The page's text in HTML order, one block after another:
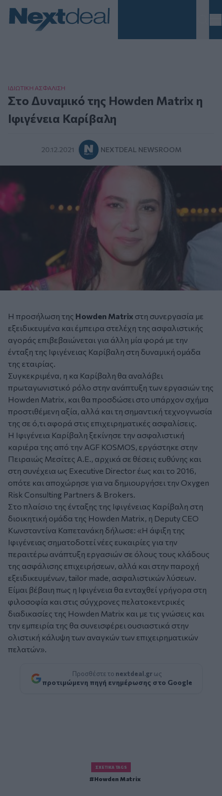
ΙΔΙΩΤΙΚΗ ΑΣΦAΛΙΣΗ
Στο Δυναμικό της Howden Matrix η
Ιφιγένεια Καρίβαλη
20.12.2021 NEXTDEAL NEWSROOM
Η προσήλωση της Howden Matrix στη συνεργασία με
εξειδικευμένα και έμπειρα στελέχη της ασφαλιστικής
αγοράς επιβεβαιώνεται για άλλη μία φορά με την
ένταξη της Ιφιγένειας Καρίβαλη στη δυναμική ομάδα
της εταιρίας.
Συγκεκριμένα, η κα Καρίβαλη θα αναλάβει
πρωταγωνιστικό ρόλο στην ανάπτυξη των εργασιών της
Howden Matrix, και θα προσδώσει στο υπάρχον σχήμα
προστιθέμενη αξία, αλλά και τη σημαντική τεχνογνωσία
της σε ό,τι αφορά στις επιχειρηματικές ασφαλίσεις.
Η Ιφιγένεια Καρίβαλη ξεκίνησε την ασφαλιστική
καριέρα της από την AGF KOSMOS, εργάστηκε στην
Πειραιώς Μεσίτες Α.Ε., αρχικά σε θέσεις ευθύνης και
στη συνέχεια ως Executive Director έως και το 2016,
οπότε και αποχώρησε για να δημιουργήσει την Oxygen
Risk Consulting Partners & Brokers.
Στο πλαίσιο της ένταξης της Ιφιγένειας Καρίβαλη στη
διοικητική ομάδα της Howden Matrix, η Deputy CEO
Kωνσταντίνα Καπετανάκη δήλωσε: «Η άφιξη της
Ιφιγένειας σηματοδοτεί νέες ευκαιρίες για την
περαιτέρω ανάπτυξη εργασιών σε όλους τους κλάδους
της ασφάλισης επιχειρήσεων, αλλά και στην παροχή
εξειδικευμένων, tailor made, ασφαλιστικών λύσεων.
Είμαι βέβαιη πως η Ιφιγένεια θα ενταχθεί γρήγορα στη
φιλοσοφία και στις σύγχρονες πελατοκεντρικές
διαδικασίες της Howden Matrix και με τις γνώσεις και
την εμπειρία της θα συνεισφέρει ουσιαστικά στην
ολιστική κάλυψη των αναγκών των επιχειρηματικών
πελατών».
Προσθέστε το nextdeal.gr ως
προτιμώμενη πηγή ενημέρωσης στο Google
ΣΧΕΤΙΚΆ TAGS
Howden Matrix